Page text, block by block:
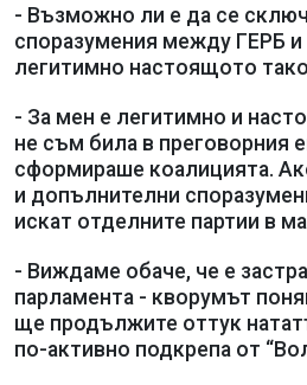
- Възможно ли е да се
споразумения между ГЕРБ и
легитимно настоящото
- За мен е легитимно и
не съм била в преговорния
сформираше коалицията.
и допълнителни
искат отделните партии в
- Виждаме обаче, че е
парламента - кворумът
ще продължите оттук
по-активно подкрепа от